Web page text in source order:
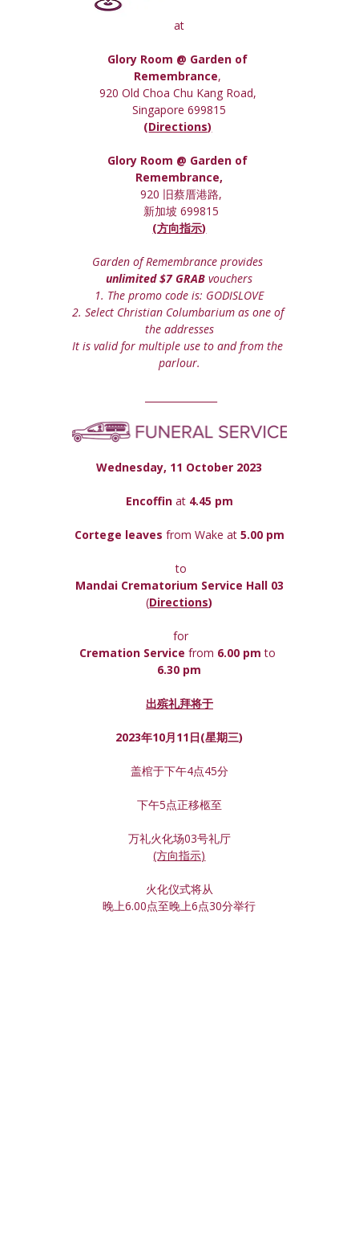
at
Glory Room @ Garden of
Remembrance,
920 Old Choa Chu Kang Road,
Singapore 699815
(Directions)
Glory Room @ Garden of
Remembrance,
920 旧蔡厝港路,
新加坡 699815
(方向指示)
Garden of Remembrance provides
unlimited $7 GRAB vouchers
1. The promo code is: GODISLOVE
2. Select Christian Columbarium as one of
the addresses
It is valid for multiple use to and from the
parlour.
Wednesday, 11 October 2023
Encoffin at 4.45 pm
Cortege leaves from Wake at 5.00 pm
to
Mandai Crematorium Service Hall 03
(Directions)
for
Cremation Service from 6.00 pm to
6.30 pm
出殡礼拜将于
2023年10月11日(星期三)
盖棺于下午4点45分
下午5点正移柩至
万礼火化场03号礼厅
(方向指示)
火化仪式将从
晚上6.00点至晚上6点30分举行